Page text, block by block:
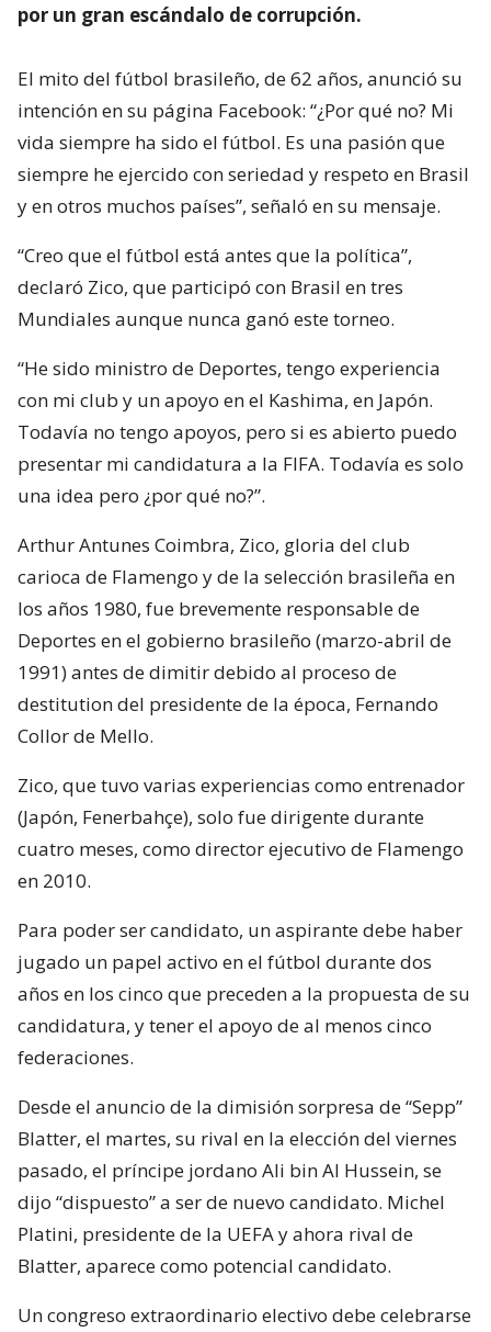
por un gran escándalo de corrupción.
El mito del fútbol brasileño, de 62 años, anunció su
intención en su página Facebook: “¿Por qué no? Mi
vida siempre ha sido el fútbol. Es una pasión que
siempre he ejercido con seriedad y respeto en Brasil
y en otros muchos países”, señaló en su mensaje.
“Creo que el fútbol está antes que la política”,
declaró Zico, que participó con Brasil en tres
Mundiales aunque nunca ganó este torneo.
“He sido ministro de Deportes, tengo experiencia
con mi club y un apoyo en el Kashima, en Japón.
Todavía no tengo apoyos, pero si es abierto puedo
presentar mi candidatura a la FIFA. Todavía es solo
una idea pero ¿por qué no?”.
Arthur Antunes Coimbra, Zico, gloria del club
carioca de Flamengo y de la selección brasileña en
los años 1980, fue brevemente responsable de
Deportes en el gobierno brasileño (marzo-abril de
1991) antes de dimitir debido al proceso de
destitution del presidente de la época, Fernando
Collor de Mello.
Zico, que tuvo varias experiencias como entrenador
(Japón, Fenerbahçe), solo fue dirigente durante
cuatro meses, como director ejecutivo de Flamengo
en 2010.
Para poder ser candidato, un aspirante debe haber
jugado un papel activo en el fútbol durante dos
años en los cinco que preceden a la propuesta de su
candidatura, y tener el apoyo de al menos cinco
federaciones.
Desde el anuncio de la dimisión sorpresa de “Sepp”
Blatter, el martes, su rival en la elección del viernes
pasado, el príncipe jordano Ali bin Al Hussein, se
dijo “dispuesto” a ser de nuevo candidato. Michel
Platini, presidente de la UEFA y ahora rival de
Blatter, aparece como potencial candidato.
Un congreso extraordinario electivo debe celebrarse